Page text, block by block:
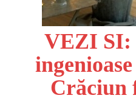
VEZI SI:
Crăciun